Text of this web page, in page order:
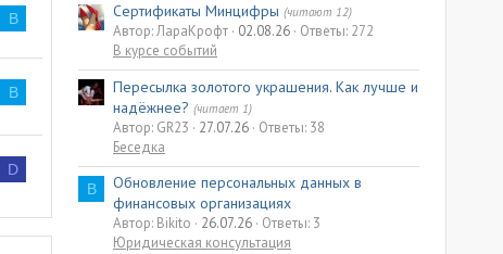
B
B
D
Сертификаты Минцифры (читают 12)
Автор: ЛараКрофт 02.08.26 Ответы: 272
В курсе событий
Пересылка золотого украшения. Как лучше и
надёжнее? (читает 1)
Автор: GR23 27.07.26 Ответы: 38
Беседка
B
Обновление персональных данных в
финансовых организациях
Автор: Bikito 26.07.26 Ответы: 3
Юридическая консультация